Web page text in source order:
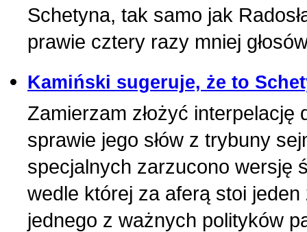
Schetyna, tak samo jak
prawie cztery razy mniej
Kamiński sugeruje, że to
Zamierzam złożyć
sprawie jego słów z trybuny
specjalnych zarzucono wersję
wedle której za aferą stoi jeden
jednego z ważnych polityków